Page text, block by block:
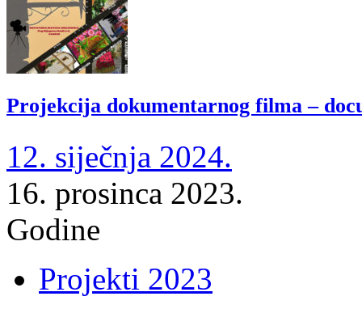
Projekcija dokumentarnog filma –
12. siječnja 2024.
16. prosinca 2023.
Godine
Projekti 2023